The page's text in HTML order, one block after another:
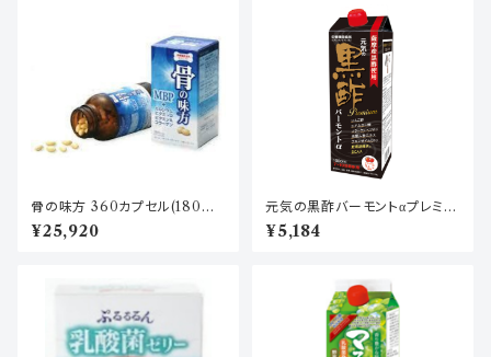
骨の味方 360カプセル(180日
分)
¥25,920
元気の黒酢バーモントαプレミア
ム
¥5,184